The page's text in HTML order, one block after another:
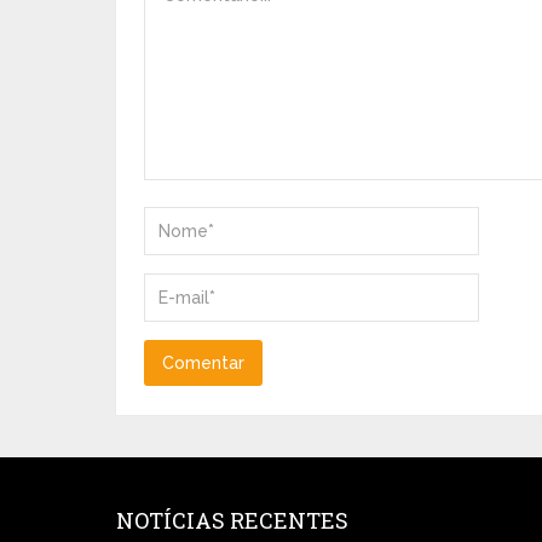
NOTÍCIAS RECENTES